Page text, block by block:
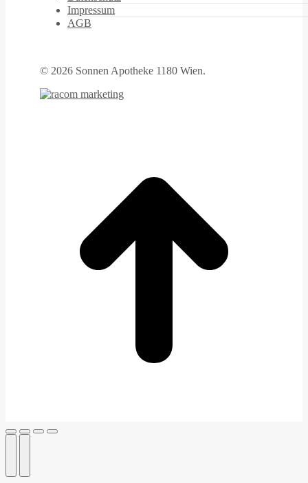
Impressum
AGB
© 2026 Sonnen Apotheke 1180 Wien.